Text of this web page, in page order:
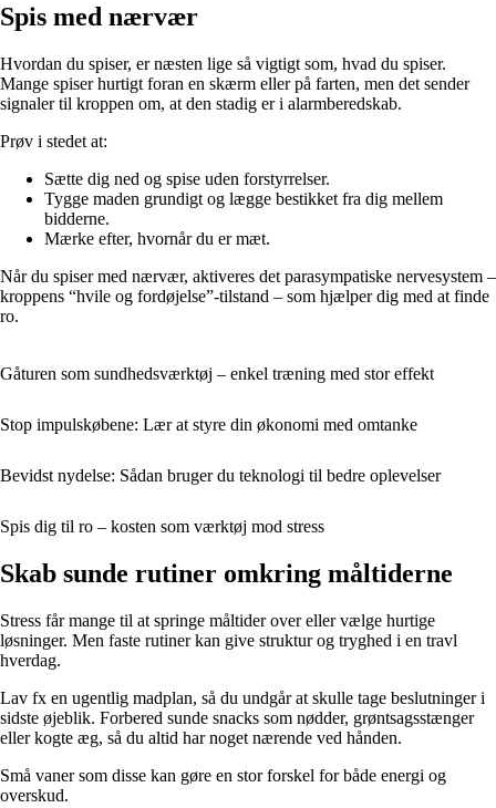
Spis med nærvær
Hvordan du spiser, er næsten lige så vigtigt som, hvad du spiser.
Mange spiser hurtigt foran en skærm eller på farten, men det sender
signaler til kroppen om, at den stadig er i alarmberedskab.
Prøv i stedet at:
Sætte dig ned og spise uden forstyrrelser.
Tygge maden grundigt og lægge bestikket fra dig mellem
bidderne.
Mærke efter, hvornår du er mæt.
Når du spiser med nærvær, aktiveres det parasympatiske nervesystem –
kroppens “hvile og fordøjelse”-tilstand – som hjælper dig med at finde
ro.
Gåturen som sundhedsværktøj – enkel træning med stor effekt
Stop impulskøbene: Lær at styre din økonomi med omtanke
Bevidst nydelse: Sådan bruger du teknologi til bedre oplevelser
Spis dig til ro – kosten som værktøj mod stress
Skab sunde rutiner omkring måltiderne
Stress får mange til at springe måltider over eller vælge hurtige
løsninger. Men faste rutiner kan give struktur og tryghed i en travl
hverdag.
Lav fx en ugentlig madplan, så du undgår at skulle tage beslutninger i
sidste øjeblik. Forbered sunde snacks som nødder, grøntsagsstænger
eller kogte æg, så du altid har noget nærende ved hånden.
Små vaner som disse kan gøre en stor forskel for både energi og
overskud.